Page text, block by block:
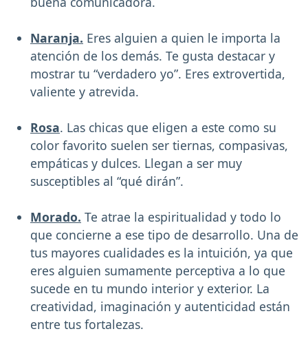
Naranja. Eres alguien a quien le importa la
atención de los demás. Te gusta destacar y
mostrar tu “verdadero yo”. Eres extrovertida,
valiente y atrevida.
Rosa. Las chicas que eligen a este como su
color favorito suelen ser tiernas, compasivas,
empáticas y dulces. Llegan a ser muy
susceptibles al “qué dirán”.
Morado. Te atrae la espiritualidad y todo lo
que concierne a ese tipo de desarrollo. Una de
tus mayores cualidades es la intuición, ya que
eres alguien sumamente perceptiva a lo que
sucede en tu mundo interior y exterior. La
creatividad, imaginación y autenticidad están
entre tus fortalezas.